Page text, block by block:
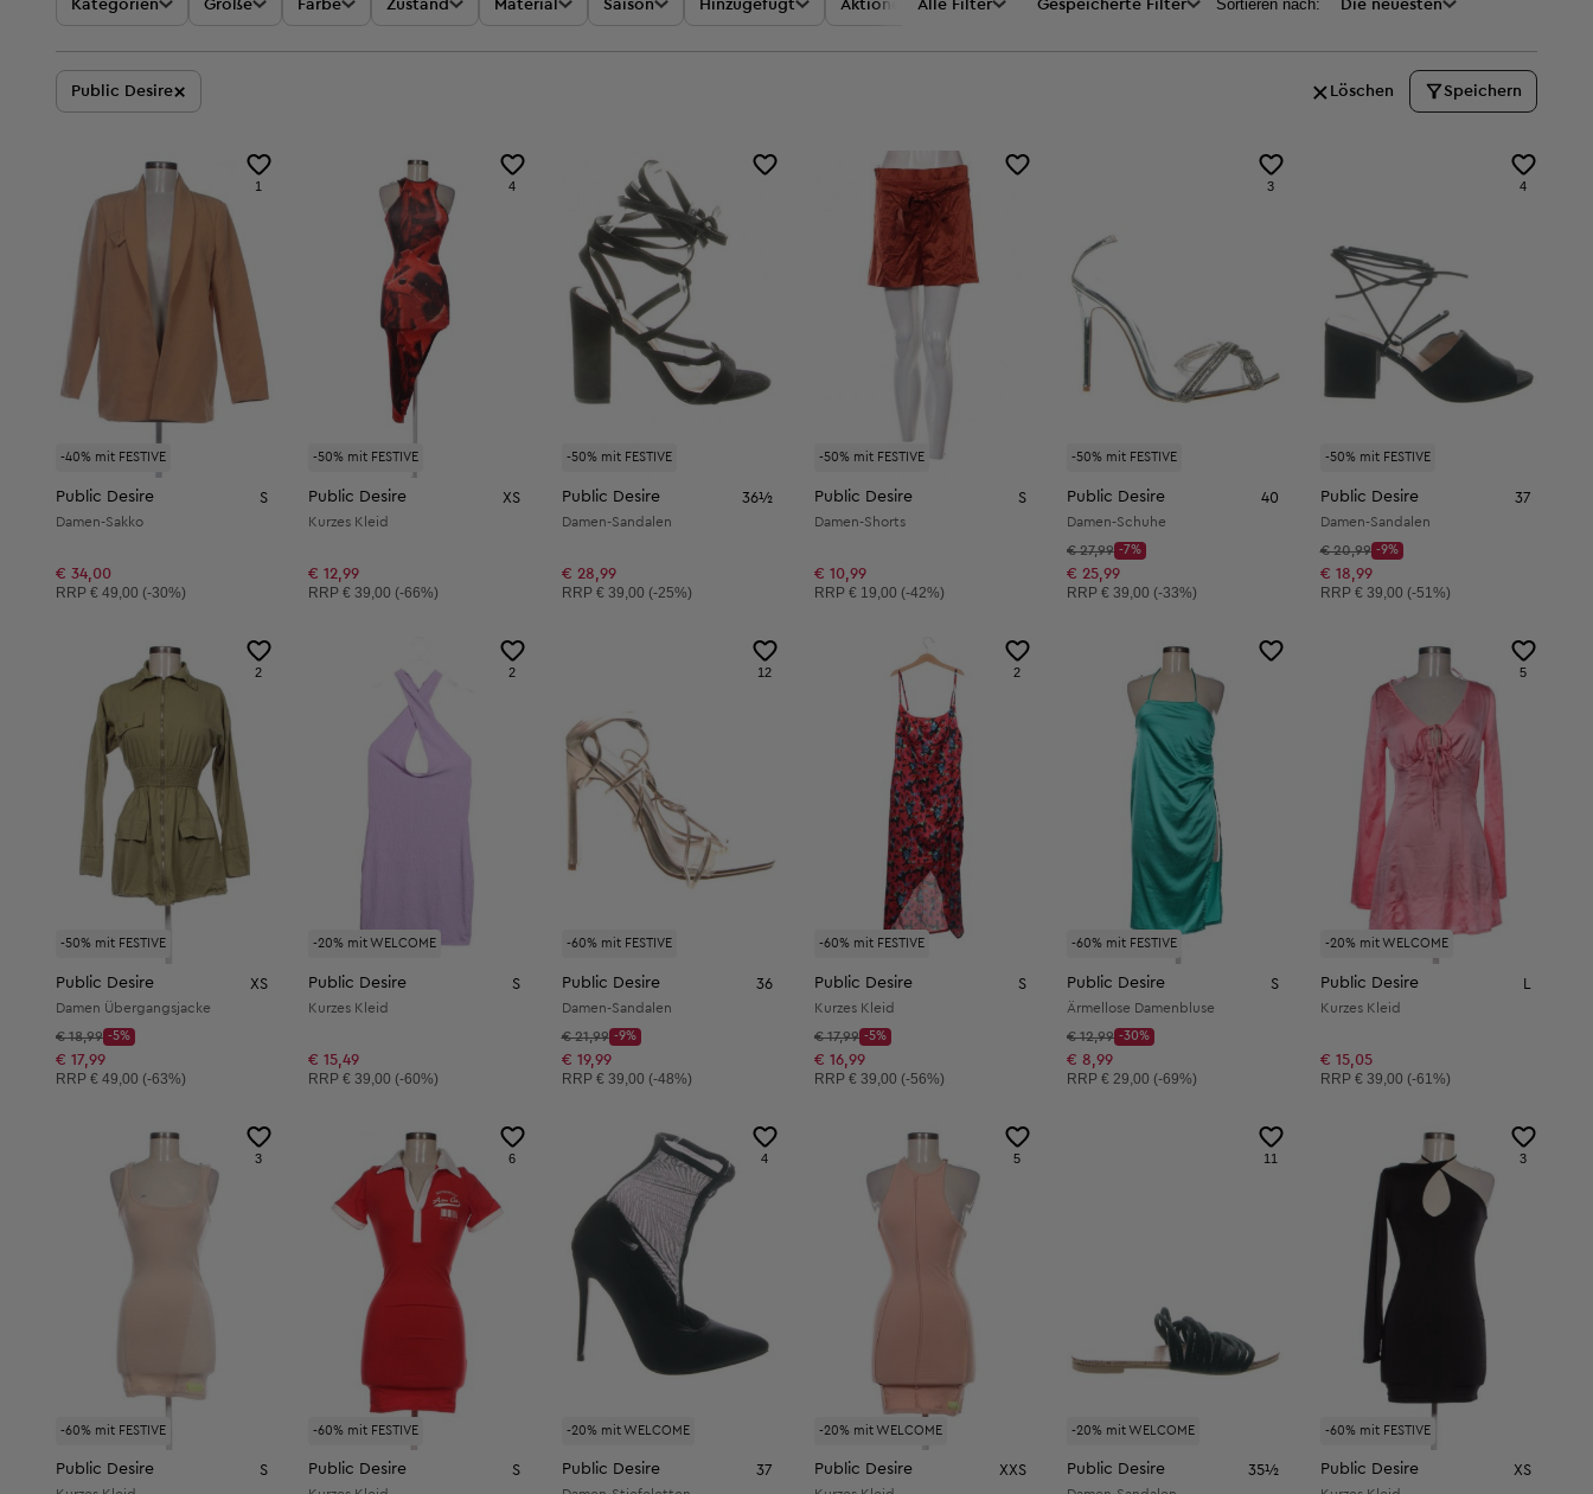
Kategorien Größe Farbe Zustand Material Saison Hinzugefügt Aktionen Preis
Alle Filter Gespeicherte Filter Sortieren nach: Die neuesten
Public Desire× Löschen Speichern
-40% mit FESTIVE
1
Public Desire S
Damen-Sakko
€ 34,00
Unverbindliche Preisempfehlung:
RRP € 49,00 (-30%)
-50% mit FESTIVE
4
Public Desire XS
Kurzes Kleid
€ 12,99
Unverbindliche Preisempfehlung:
RRP€ 39,00 (-66%)
-50% mit FESTIVE
Public Desire 36½
Damen-Sandalen
€ 28,99
Unverbindliche Preisempfehlung:
RRP € 39,00 (-25%)
-50% mit FESTIVE
Public Desire S
Damen-Shorts
€ 10,99
Unverbindliche Preisempfehlung:
RRP € 19,00 (-42%)
-50% mit FESTIVE
3
Public Desire 40
Damen-Schuhe
Startpreis:
€ 27,99
Discount Price:
-7%
Reduzierter Preis:
€ 25,99
Unverbindliche Preisempfehlung:
RRP€ 39,00 (-33%)
-50% mit FESTIVE
4
Public Desire 37
Damen-Sandalen
Startpreis:
€ 20,99
Discount Price:
-9%
Reduzierter Preis:
€ 18,99
Unverbindliche Preisempfehlung:
RRP € 39,00 (-51%)
-50% mit FESTIVE
2
Public Desire XS
Damen Übergangsjacke
Startpreis:
€ 18,99
Discount Price:
-5%
Reduzierter Preis:
€ 17,99
Unverbindliche Preisempfehlung:
RRP € 49,00 (-63%)
-20% mit WELCOME
2
Public Desire S
Kurzes Kleid
€ 15,49
Unverbindliche Preisempfehlung:
RRP€ 39,00 (-60%)
-60% mit FESTIVE
12
Public Desire 36
Damen-Sandalen
Startpreis:
€ 21,99
Discount Price:
-9%
Reduzierter Preis:
€ 19,99
Unverbindliche Preisempfehlung:
RRP € 39,00 (-48%)
-60% mit FESTIVE
2
Public Desire S
Kurzes Kleid
Startpreis:
€ 17,99
Discount Price:
-5%
Reduzierter Preis:
€ 16,99
Unverbindliche Preisempfehlung:
RRP € 39,00 (-56%)
-60% mit FESTIVE
Public Desire S
Ärmellose Damenbluse
Startpreis:
€ 12,99
Discount Price:
-30%
Reduzierter Preis:
€ 8,99
Unverbindliche Preisempfehlung:
RRP€ 29,00 (-69%)
-20% mit WELCOME
5
Public Desire
Kurzes Kleid
€ 15,05
Unverbindliche Preisempfehlung:
RRP € 39,00 (-61%)
-60% mit FESTIVE
3
Public Desire S
-60% mit FESTIVE
6
Public Desire S
-20% mit WELCOME
4
Public Desire 37
-20% mit WELCOME
5
Public Desire XXS
-20% mit WELCOME
11
Public Desire 35½
-60% mit FESTIVE
3
Public Desire XS